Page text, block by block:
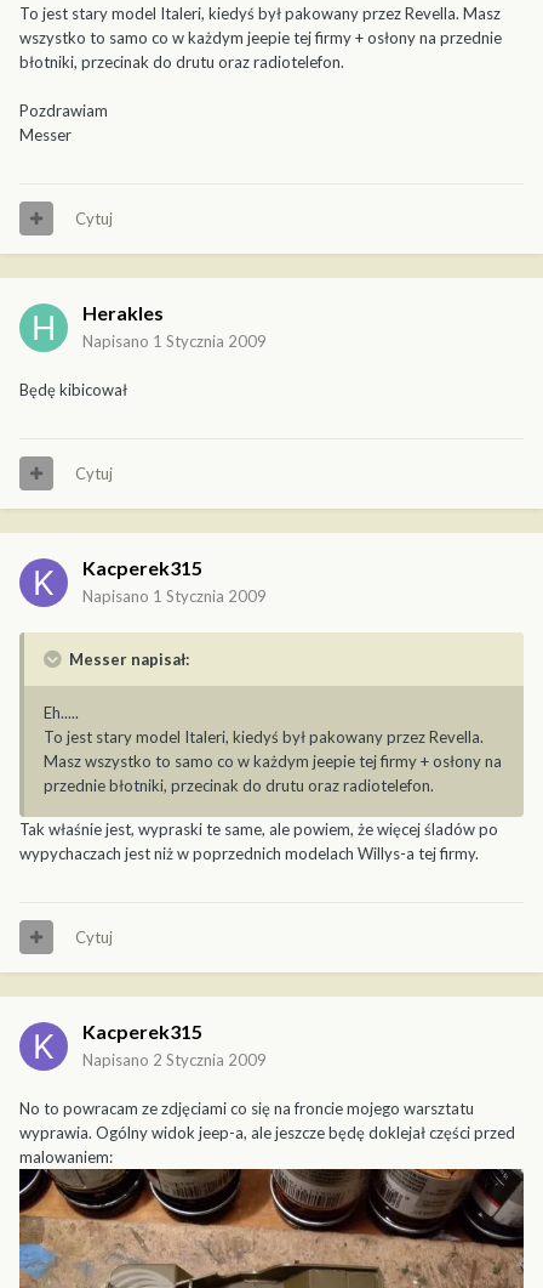
To jest stary model Italeri, kiedyś był pakowany przez Revella. Masz
wszystko to samo co w każdym jeepie tej firmy + osłony na przednie
błotniki, przecinak do drutu oraz radiotelefon.
Pozdrawiam
Messer
Cytuj
Herakles
Napisano 1 Stycznia 2009
Będę kibicował
Cytuj
Kacperek315
Napisano 1 Stycznia 2009
Messer napisał:
Eh.....
To jest stary model Italeri, kiedyś był pakowany przez Revella.
Masz wszystko to samo co w każdym jeepie tej firmy + osłony na
przednie błotniki, przecinak do drutu oraz radiotelefon.
Tak właśnie jest, wypraski te same, ale powiem, że więcej śladów po
wypychaczach jest niż w poprzednich modelach Willys-a tej firmy.
Cytuj
Kacperek315
Napisano 2 Stycznia 2009
No to powracam ze zdjęciami co się na froncie mojego warsztatu
wyprawia. Ogólny widok jeep-a, ale jeszcze będę doklejał części przed
malowaniem: